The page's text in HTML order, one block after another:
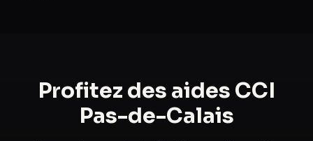
Profitez des aides CCI
Pas-de-Calais